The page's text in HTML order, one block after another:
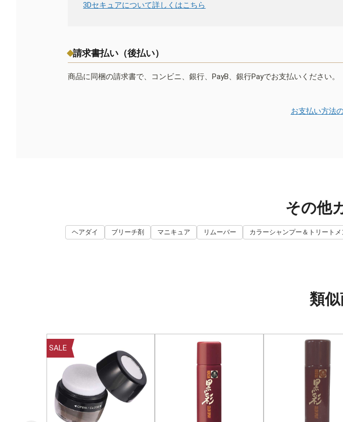
3Dセキュアについて詳しくはこちら
請求書払い（後払い）
商品に同梱の請求書で、コンビニ、銀行、PayB、銀行Payでお支払いください。
お支払い方法
その他
ヘアダイ ブリーチ剤 マニキュア リムーバー カラーシャンプー＆トリートメ
類
SALE